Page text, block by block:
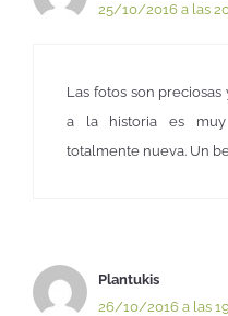
25/10/2016 a las
Las fotos son
a la historia es
totalmente nueva. Un
Plantukis
26/10/2016 a las